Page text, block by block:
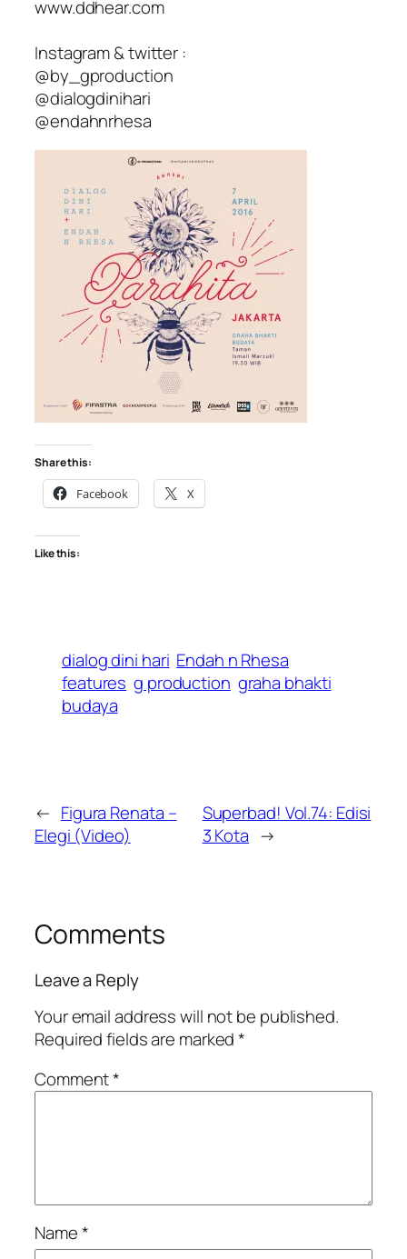
www.ddhear.com
Instagram & twitter :
@by_gproduction
@dialogdinihari
@endahnrhesa
Share this:
Facebook X
Like this:
dialog dini hari Endah n Rhesa
features g production graha bhakti
budaya
← Figura Renata –
Elegi (Video)
Superbad! Vol.74: Edisi
3 Kota →
Comments
Leave a Reply
Your email address will not be published.
Required fields are marked*
Comment*
Name*